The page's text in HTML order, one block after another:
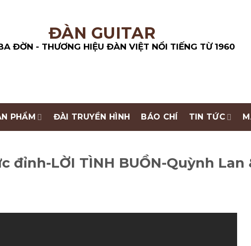
ĐỜN - THƯƠNG HIỆU ĐÀN VIỆT NỔI TIẾNG TỪ 1960
PHẨM ĐÀI TRUYỀN HÌNH BÁO CHÍ TIN TỨC
đỉnh-LỜI TÌNH BUỒN-Quỳnh Lan